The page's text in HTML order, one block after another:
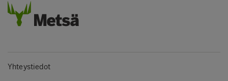
Yhteystiedot